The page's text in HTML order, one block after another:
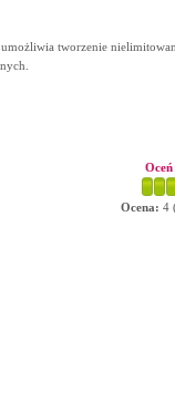
umożliwia tworzenie
Ocena: 4